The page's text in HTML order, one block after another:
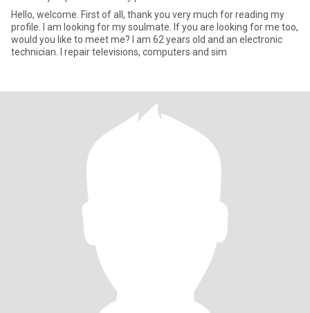
Hello, welcome. First of all, thank you very much for reading my
profile. I am looking for my soulmate. If you are looking for me too,
would you like to meet me? I am 62 years old and an electronic
technician. I repair televisions, computers and sim